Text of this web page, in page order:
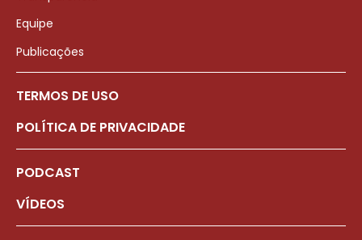
Equipe
Publicações
TERMOS DE USO
POLÍTICA DE PRIVACIDADE
PODCAST
VÍDEOS